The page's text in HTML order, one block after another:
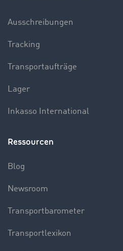
Ausschreibungen
Tracking
Transportaufträge
Lager
Inkasso International
Ressourcen
Blog
Newsroom
Transportbarometer
Transportlexikon